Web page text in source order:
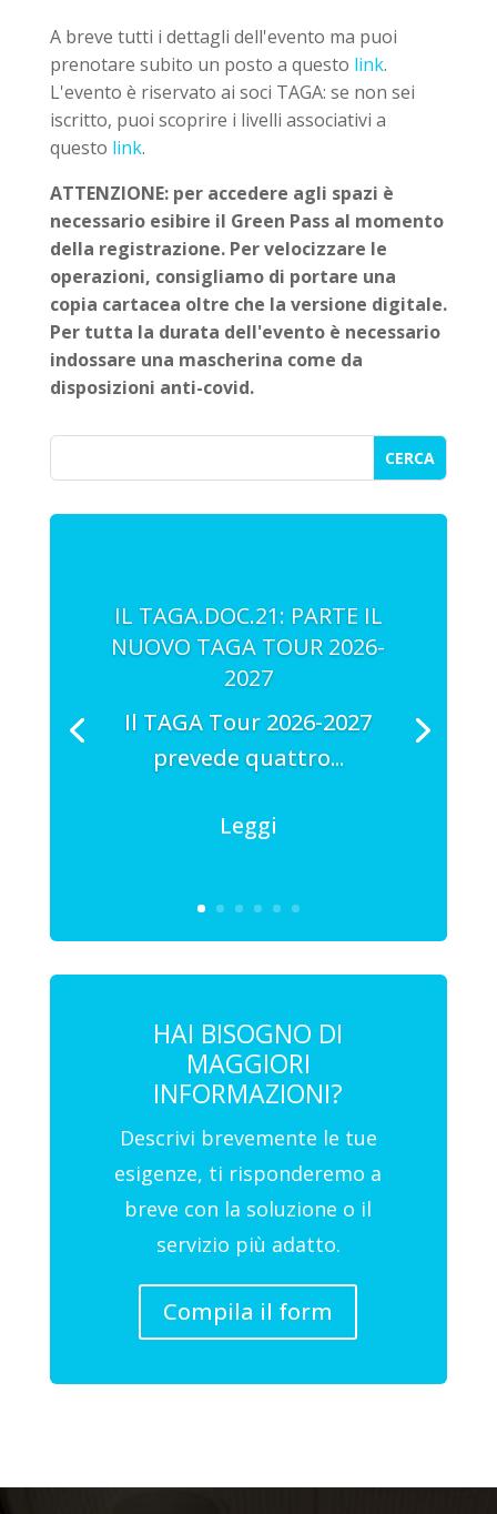
A breve tutti i dettagli dell'evento ma puoi
prenotare subito un posto a questo link.
L'evento è riservato ai soci TAGA: se non sei
iscritto, puoi scoprire i livelli associativi a
questo link.
ATTENZIONE: per accedere agli spazi è
necessario esibire il Green Pass al momento
della registrazione. Per velocizzare le
operazioni, consigliamo di portare una
copia cartacea oltre che la versione digitale.
Per tutta la durata dell'evento è necessario
indossare una mascherina come da
disposizioni anti-covid.
IL TAGA.DOC.21: PARTE IL
NUOVO TAGA TOUR 2026-
2027
Il TAGA Tour 2026-2027
prevede quattro...
Leggi
HAI BISOGNO DI
MAGGIORI
INFORMAZIONI?
Descrivi brevemente le tue
esigenze, ti risponderemo a
breve con la soluzione o il
servizio più adatto.
Compila il form